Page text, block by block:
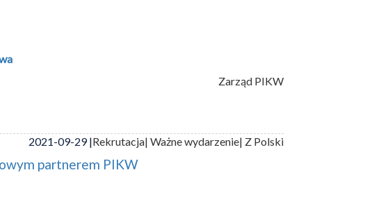
Zarząd PIKW
2021-09-29 |Rekrutacja| Ważne wydarzenie| Z Polski
partnerem PIKW